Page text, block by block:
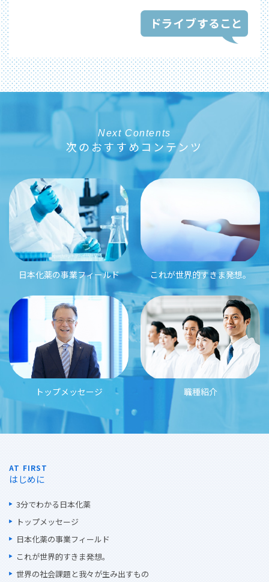
Next Contents
次のおすすめコンテンツ
日本化薬の事業フィールド これが世界的すきま発想。
トップメッセージ 職種紹介
AT FIRST
はじめに
3分でわかる日本化薬
トップメッセージ
日本化薬の事業フィールド
これが世界的すきま発想。
世界の社会課題と我々が生み出すもの